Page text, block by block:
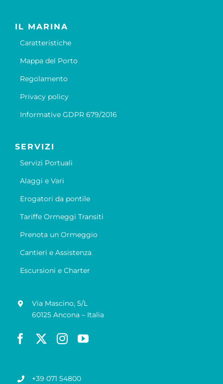
IL MARINA
Caratteristiche
Mappa del Porto
Regolamento
Privacy policy
Informative GDPR 679/2016
SERVIZI
Servizi Portuali
Alaggi e Vari
Erogatori da pontile
Tariffe Ormeggi Transiti
Prenota un Ormeggio
Cantieri e Assistenza
Escursioni e Charter
Via Mascino, 5/L
60125 Ancona – Italia
+39 071 54800